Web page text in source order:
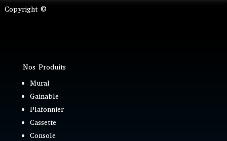
Copyright ©
Nos Produits
Mural
Gainable
Plafonnier
Cassette
Console